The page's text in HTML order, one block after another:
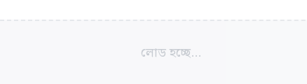
লোড হচ্ছে...